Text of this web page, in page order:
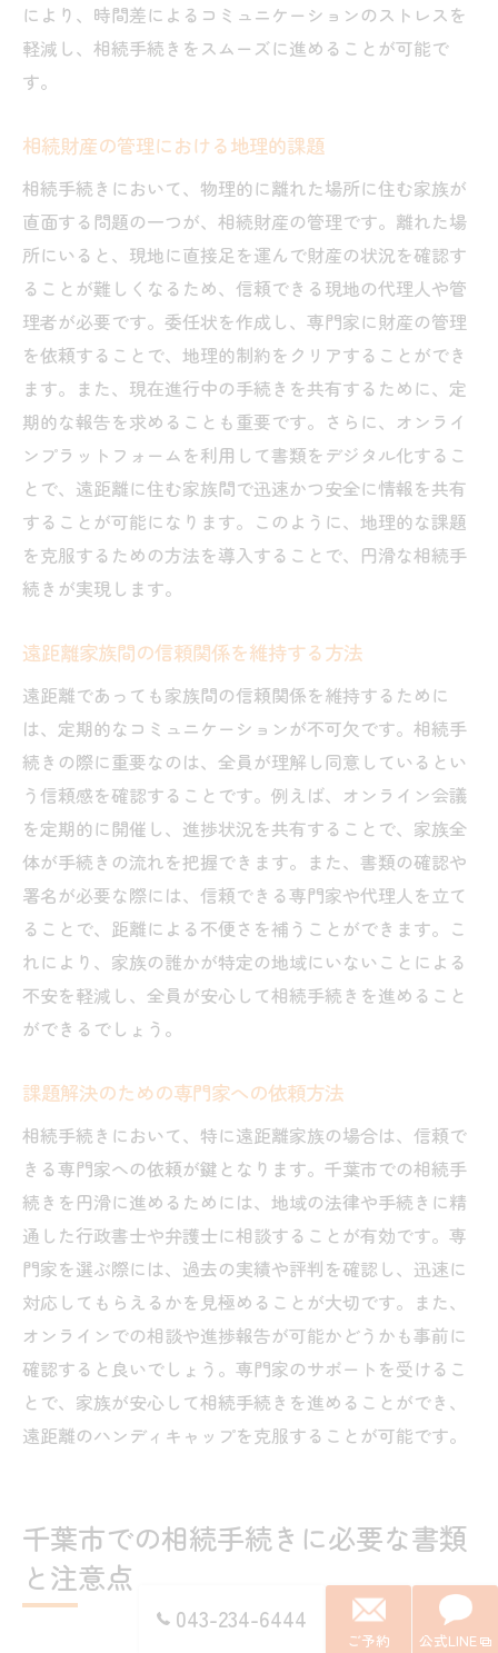
により、時間差によるコミュニケーションのストレスを
軽減し、相続手続きをスムーズに進めることが可能で
す。
相続財産の管理における地理的課題
相続手続きにおいて、物理的に離れた場所に住む家族が
直面する問題の一つが、相続財産の管理です。離れた場
所にいると、現地に直接足を運んで財産の状況を確認す
ることが難しくなるため、信頼できる現地の代理人や管
理者が必要です。委任状を作成し、専門家に財産の管理
を依頼することで、地理的制約をクリアすることができ
ます。また、現在進行中の手続きを共有するために、定
期的な報告を求めることも重要です。さらに、オンライ
ンプラットフォームを利用して書類をデジタル化するこ
とで、遠距離に住む家族間で迅速かつ安全に情報を共有
することが可能になります。このように、地理的な課題
を克服するための方法を導入することで、円滑な相続手
続きが実現します。
遠距離家族間の信頼関係を維持する方法
遠距離であっても家族間の信頼関係を維持するために
は、定期的なコミュニケーションが不可欠です。相続手
続きの際に重要なのは、全員が理解し同意しているとい
う信頼感を確認することです。例えば、オンライン会議
を定期的に開催し、進捗状況を共有することで、家族全
体が手続きの流れを把握できます。また、書類の確認や
署名が必要な際には、信頼できる専門家や代理人を立て
ることで、距離による不便さを補うことができます。こ
れにより、家族の誰かが特定の地域にいないことによる
不安を軽減し、全員が安心して相続手続きを進めること
ができるでしょう。
課題解決のための専門家への依頼方法
相続手続きにおいて、特に遠距離家族の場合は、信頼で
きる専門家への依頼が鍵となります。千葉市での相続手
続きを円滑に進めるためには、地域の法律や手続きに精
通した行政書士や弁護士に相談することが有効です。専
門家を選ぶ際には、過去の実績や評判を確認し、迅速に
対応してもらえるかを見極めることが大切です。また、
オンラインでの相談や進捗報告が可能かどうかも事前に
確認すると良いでしょう。専門家のサポートを受けるこ
とで、家族が安心して相続手続きを進めることができ、
遠距離のハンディキャップを克服することが可能です。
千葉市での相続手続きに必要な書類
と注意点
043-234-6444
ご予約 公式LINE